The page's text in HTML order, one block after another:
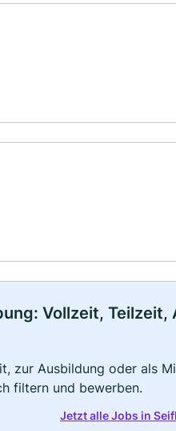
Vollzeit, Teilzeit,
zur Ausbildung oder als
filtern und bewerben.
Jetzt alle Jobs in